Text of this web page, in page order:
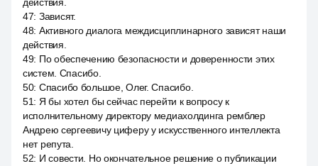
47: Зависят.
48: Активного диалога междисциплинарного зависят наши
действия.
49: По обеспечению безопасности и доверенности этих
систем. Спасибо.
50: Спасибо большое, Олег. Спасибо.
51: Я бы хотел бы сейчас перейти к вопросу к
исполнительному директору медиахолдинга ремблер
Андрею сергеевичу циферу у искусственного интеллекта
нет репута.
52: И совести. Но окончательное решение о публикации